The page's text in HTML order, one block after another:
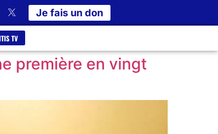
Je fais un don
TV
première en vingt